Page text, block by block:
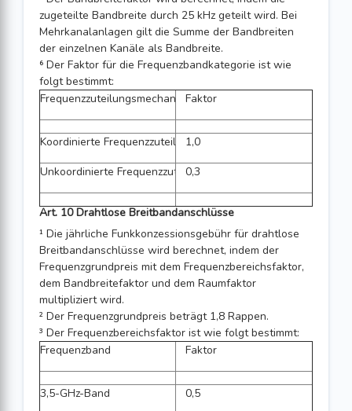
zugeteilte Bandbreite durch 25 kHz geteilt wird. Bei
Mehrkanalanlagen gilt die Summe der Bandbreiten
der einzelnen Kanäle als Bandbreite.
⁶ Der Faktor für die Frequenzbandkategorie ist wie
folgt bestimmt:
Frequenzzuteilungsmechanismus
Faktor
Koordinierte Frequenzzuteilung1,0
Unkoordinierte Frequenzzuteilung
0,3
Art. 10 Drahtlose Breitbandanschlüsse
¹ Die jährliche Funkkonzessionsgebühr für drahtlose
Breitbandanschlüsse wird berechnet, indem der
Frequenzgrundpreis mit dem Frequenzbereichsfaktor,
dem Bandbreitefaktor und dem Raumfaktor
multipliziert wird.
² Der Frequenzgrundpreis beträgt 1,8 Rappen.
³ Der Frequenzbereichsfaktor ist wie folgt bestimmt:
Frequenzband
Faktor
3,5-GHz-Band
0,5